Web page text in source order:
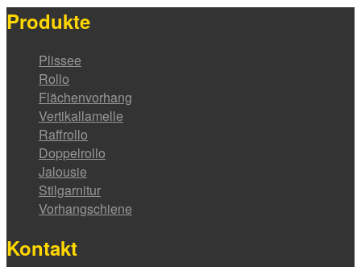
Produkte
Plissee
Rollo
Flächenvorhang
Vertikallamelle
Raffrollo
Doppelrollo
Jalousie
Stilgarnitur
Vorhangschiene
Kontakt